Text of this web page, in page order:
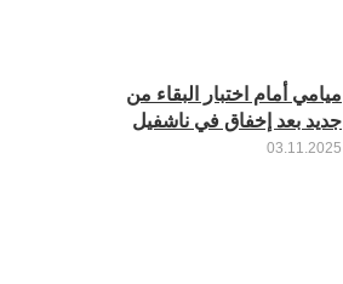
ميامي أمام اختبار البقاء من
جديد بعد إخفاق في ناشفيل
03.11.2025